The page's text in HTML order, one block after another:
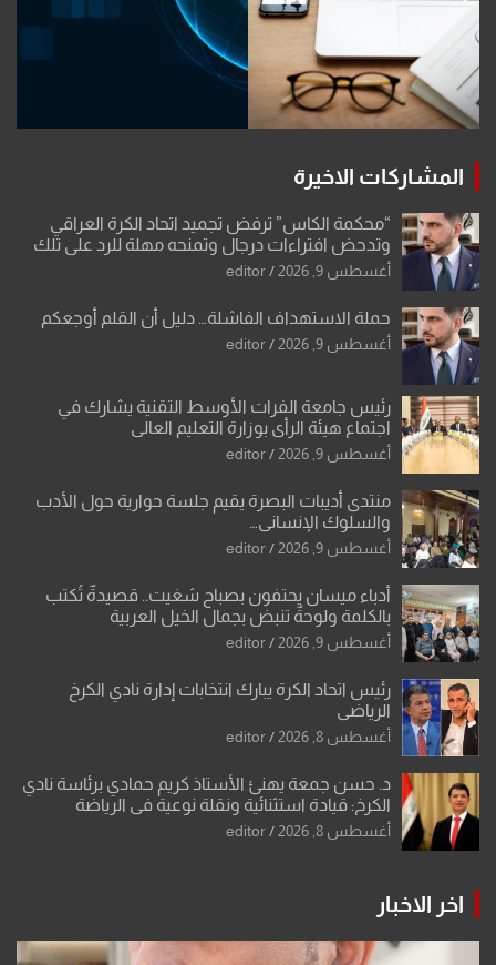
المشاركات الاخيرة
“محكمة الكاس” ترفض تجميد اتحاد الكرة العراقي
وتدحض افتراءات درجال وتمنحه مهلة للرد على تلك
الشكوى
أغسطس 9, 2026 editor
حملة الاستهداف الفاشلة… دليل أن القلم أوجعكم
أغسطس 9, 2026 editor
رئيس جامعة الفرات الأوسط التقنية يشارك في
اجتماع هيئة الرأي بوزارة التعليم العالي
أغسطس 9, 2026 editor
منتدى أديبات البصرة يقيم جلسة حوارية حول الأدب
والسلوك الإنساني…
أغسطس 9, 2026 editor
أدباء ميسان يحتفون بصباح شغيت.. قصيدةٌ تُكتب
بالكلمة ولوحةٌ تنبض بجمال الخيل العربية
أغسطس 9, 2026 editor
رئيس اتحاد الكرة يبارك انتخابات إدارة نادي الكرخ
الرياضي
أغسطس 8, 2026 editor
د. حسن جمعة يهنئ الأستاذ كريم حمادي برئاسة نادي
الكرخ: قيادة استثنائية ونقلة نوعية في الرياضة
العراقية
أغسطس 8, 2026 editor
اخر الاخبار